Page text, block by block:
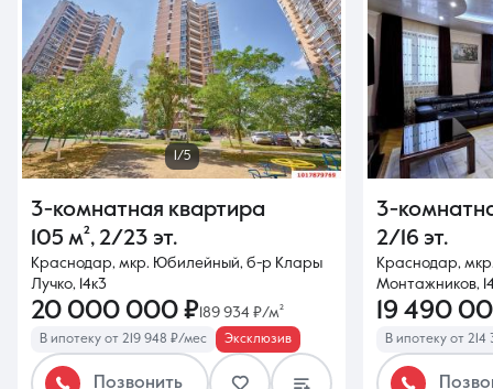
1/5
3-комнатная квартира
105 м², 2/23 эт.
Краснодар, мкр. Юбилейный, б-р Клары
Лучко, 14к3
20 000 000 ₽ 189 934 ₽/м²
В ипотеку от 219 948 ₽/мес Эксклюзив
Позвонить
3-
2/16 эт.
Краснодар,
Монтажников,
19 490
В ипотеку от